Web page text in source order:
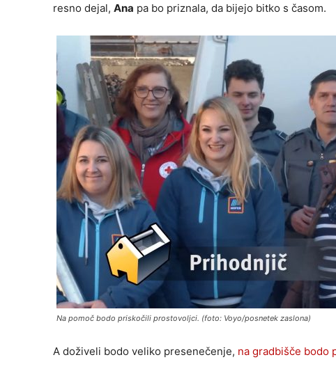
resno dejal, Ana pa bo priznala, da bijejo bitko s časom.
Na pomoč bodo priskočili prostovoljci. (foto: Voyo/posnetek zaslona)
A doživeli bodo veliko presenečenje, na gradbišče bodo